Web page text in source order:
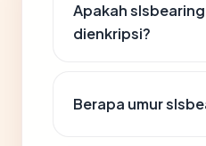
Apakah
dienkripsi?
Berapa umur